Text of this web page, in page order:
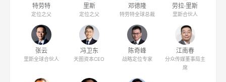
特劳特
定位之父
里斯
定位之父
邓德隆
特劳特全球总裁
劳拉·里斯
里斯合伙人
张云
里斯全球合伙人
冯卫东
天图资本CEO
陈奇峰
战略定位专家
江南春
分众传媒董事局主
席